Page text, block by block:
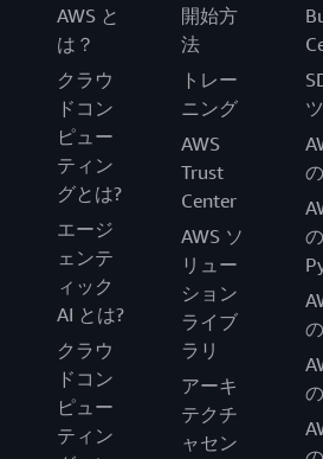
AWS と
は？
クラウ
ドコン
ピュー
ティン
グとは?
エージ
ェンテ
ィック
AI とは?
クラウ
ドコン
ピュー
ティン
開始方
法
トレー
ニング
AWS
Trust
Center
AWS ソ
リュー
ション
ライブ
ラリ
アーキ
テクチ
ャセン
の